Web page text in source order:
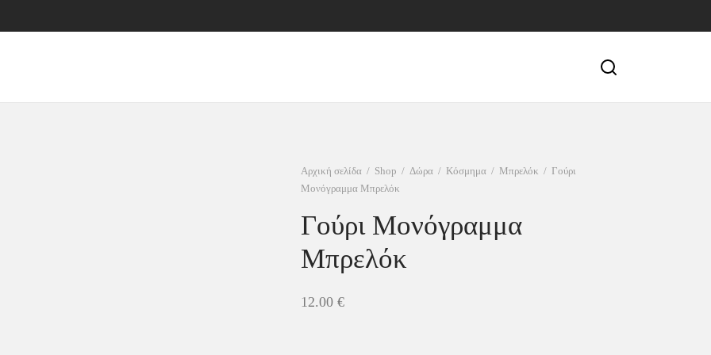
Αρχική σελίδα / Shop / Δώρα / Κόσμημα / Μπρελόκ / Γούρι
Μονόγραμμα Μπρελόκ
Γούρι Μονόγραμμα
Μπρελόκ
12.00 €